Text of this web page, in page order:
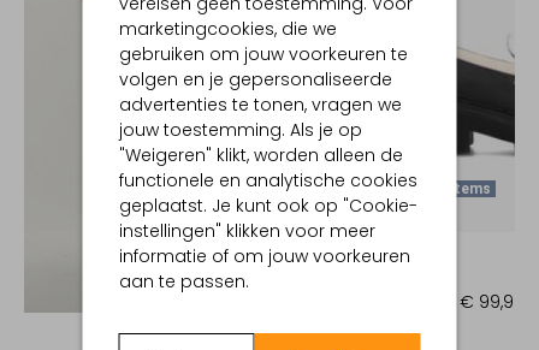
marketingcookies, die we
gebruiken om jouw voorkeuren te
volgen en je gepersonaliseerde
advertenties te tonen, vragen we
jouw toestemming. Als je op
"Weigeren" klikt, worden alleen de
functionele en analytische cookies
geplaatst. Je kunt ook op "Cookie-
instellingen" klikken voor meer
informatie of om jouw voorkeuren
aan te passen.
Ontdek de look
Laatste Items
-50%
NUBIKK
€ 99,99